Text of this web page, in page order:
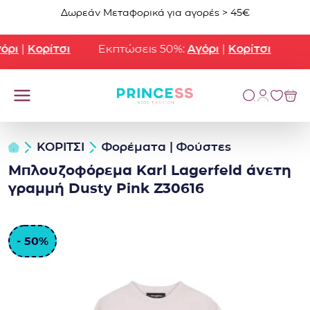
Μετάβαση στο περιεχόμενο
Δωρεάν Μεταφορικά για αγορές > 45€
|Κορίτσι Εκπτώσεις 50%:Αγόρι|Κορίτσι
ΚΟΡΙΤΣΙ Φορέματα | Φούστες
Μπλουζοφόρεμα Karl Lagerfeld άνετη
γραμμή Dusty Pink Z30616
- 50%